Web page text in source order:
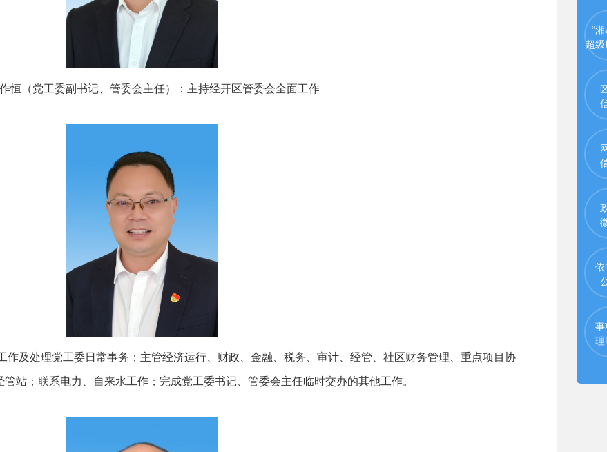
恒（党工委副书记、管委会主任）：主持经开区管委会全面工作
及处理党工委日常事务；主管经济运行、财政、金融、税务、审计、经管、社区财务管理、重点项目协
站；联系电力、自来水工作；完成党工委书记、管委会主任临时交办的其他工作。
“
超